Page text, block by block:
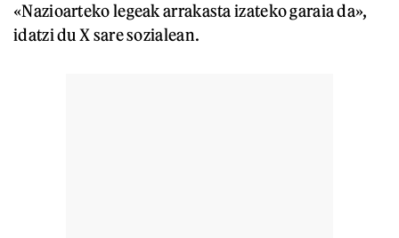
«Nazioarteko legeak arrakasta izateko garaia da»,
idatzi du X sare sozialean.